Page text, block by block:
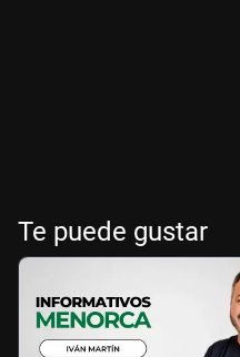
Te puede gustar